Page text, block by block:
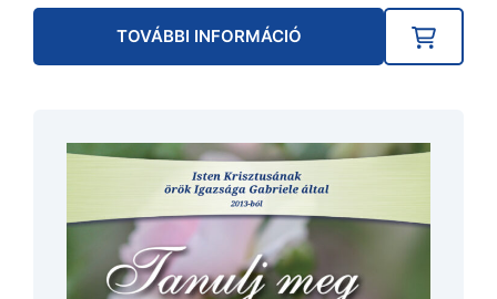
TOVÁBBI INFORMÁCIÓ